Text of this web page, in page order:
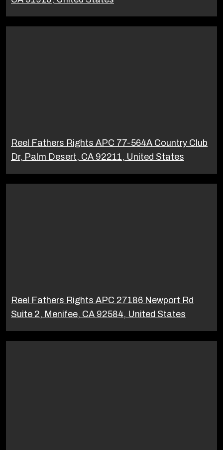
Reel Fathers Rights APC 77-564A Country Club
Dr, Palm Desert, CA 92211, United States
Reel Fathers Rights APC 27186 Newport Rd
Suite 2, Menifee, CA 92584, United States